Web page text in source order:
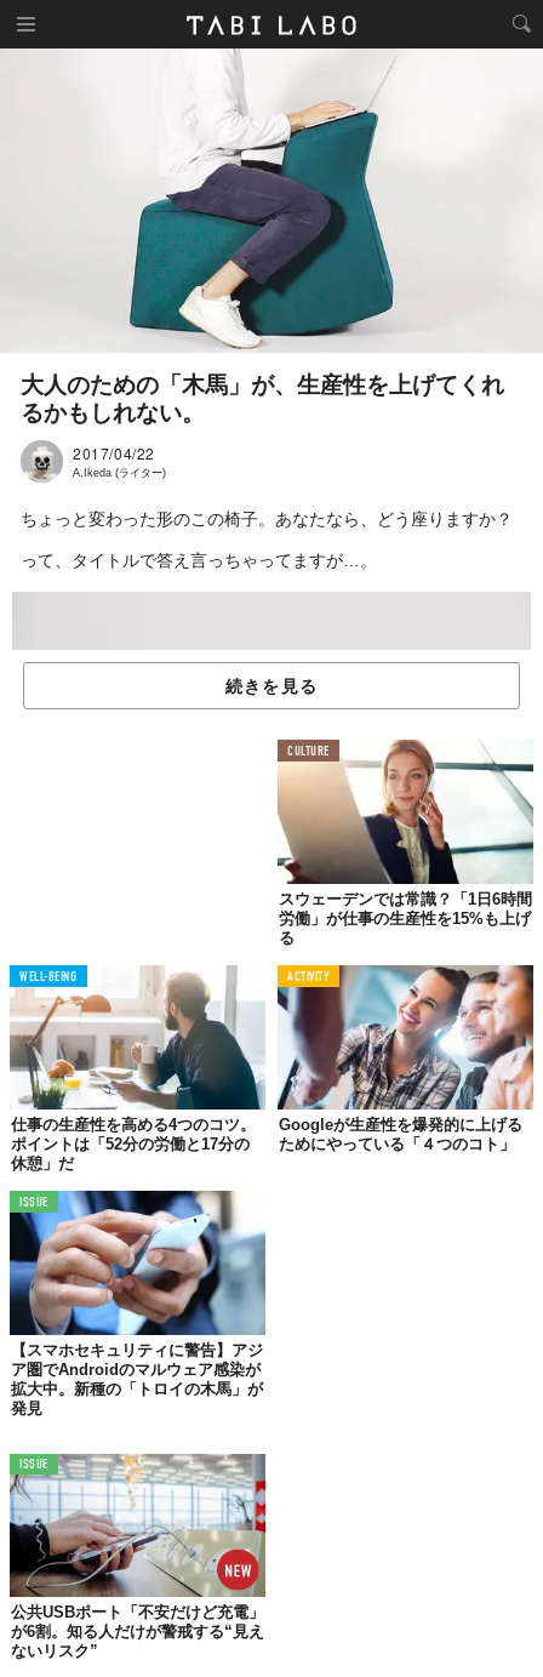
大人のための「木馬」が、生産性を上げてくれ
るかもしれない。
2017/04/22
A.Ikeda (ライター)
ちょっと変わった形のこの椅子。あなたなら、どう座りますか？
って、タイトルで答え言っちゃってますが…。
木馬みたいにまたがって、ゆらゆらするのが正解！
続きを見る
CULTURE
スウェーデンでは常識？「1日6時間
労働」が仕事の生産性を15%も上げ
る
WELL-BEING
仕事の生産性を高める4つのコツ。
ポイントは「52分の労働と17分の
休憩」だ
ACTIVITY
Googleが生産性を爆発的に上げる
ためにやっている「４つのコト」
ISSUE
【スマホセキュリティに警告】アジ
ア圏でAndroidのマルウェア感染が
拡大中。新種の「トロイの木馬」が
発見
ISSUE
公共USBポート「不安だけど充電」
が6割。知る人だけが警戒する“見え
ないリスク”